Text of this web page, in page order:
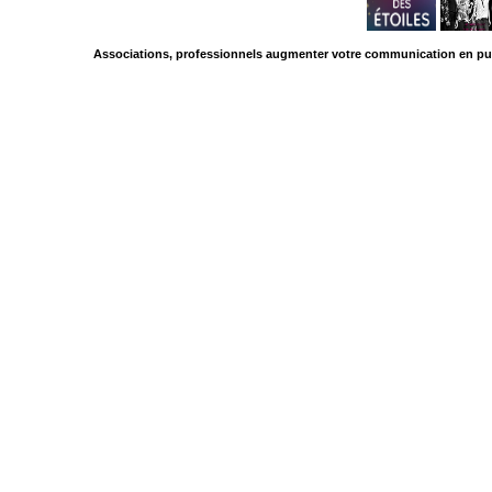
Associations, professionnels augmenter votre communication en